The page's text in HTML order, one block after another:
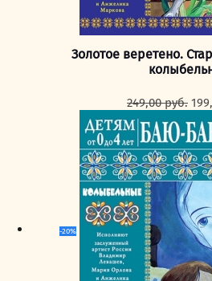
Золотое веретено.
249,00руб.
-20%